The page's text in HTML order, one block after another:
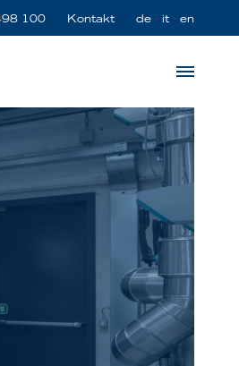
100 Kontakt de it en